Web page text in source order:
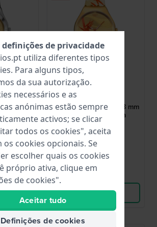
Relógio
com
flores
€
Swatch
Golden red bamboo 38 mm
Especial do ano da
serpente
195,00 €
● Em stock
Comparar
Ver produto
definições de privacidade
utiliza diferentes tipos
. Para alguns tipos,
da sua autorização.
necessários e as
anónimas estão sempre
activos; se clicar
todos os cookies", aceita
os cookies opcionais. Se
escolher quais os cookies
próprio ativa, clique em
de cookies".
Aceitar tudo
Definições de cookies